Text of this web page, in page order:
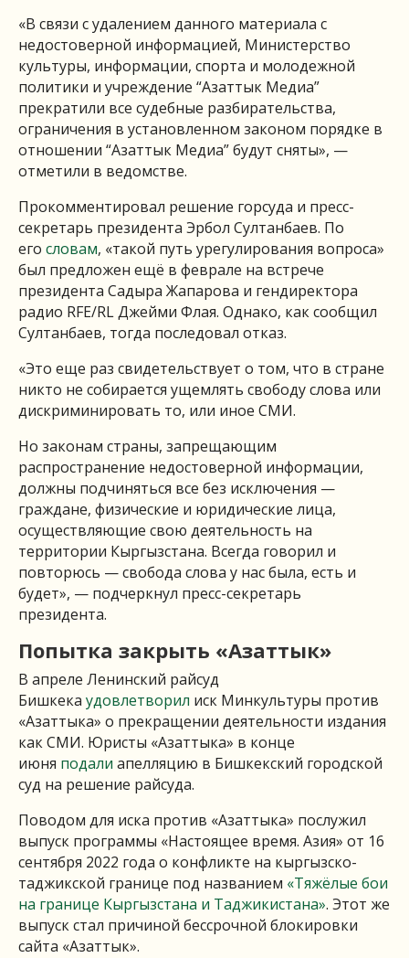
«В связи с удалением данного материала с
недостоверной информацией, Министерство
культуры, информации, спорта и молодежной
политики и учреждение “Азаттык Медиа”
прекратили все судебные разбирательства,
ограничения в установленном законом порядке в
отношении “Азаттык Медиа” будут сняты», —
отметили в ведомстве.
Прокомментировал решение горсуда и пресс-
секретарь президента Эрбол Султанбаев. По
его словам, «такой путь урегулирования вопроса»
был предложен ещё в феврале на встрече
президента Садыра Жапарова и гендиректора
радио RFE/RL Джейми Флая. Однако, как сообщил
Султанбаев, тогда последовал отказ.
«Это еще раз свидетельствует о том, что в стране
никто не собирается ущемлять свободу слова или
дискриминировать то, или иное СМИ.
Но законам страны, запрещающим
распространение недостоверной информации,
должны подчиняться все без исключения —
граждане, физические и юридические лица,
осуществляющие свою деятельность на
территории Кыргызстана. Всегда говорил и
повторюсь — свобода слова у нас была, есть и
будет», — подчеркнул пресс-секретарь
президента.
Попытка закрыть «Азаттык»
В апреле Ленинский райсуд
Бишкека удовлетворил иск Минкультуры против
«Азаттыка» о прекращении деятельности издания
как СМИ. Юристы «Азаттыка» в конце
июня подали апелляцию в Бишкекский городской
суд на решение райсуда.
Поводом для иска против «Азаттыка» послужил
выпуск программы «Настоящее время. Азия» от 16
сентября 2022 года о конфликте на кыргызско-
таджикской границе под названием «Тяжёлые бои
на границе Кыргызстана и Таджикистана». Этот же
выпуск стал причиной бессрочной блокировки
сайта «Азаттык».